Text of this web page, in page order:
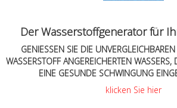
Der Wasserstoffgenerator für
GENIESSEN SIE DIE
WASSERSTOFF ANGEREICHERTEN
EINE GESUNDE SCHWINGUNG
klicken Sie hier